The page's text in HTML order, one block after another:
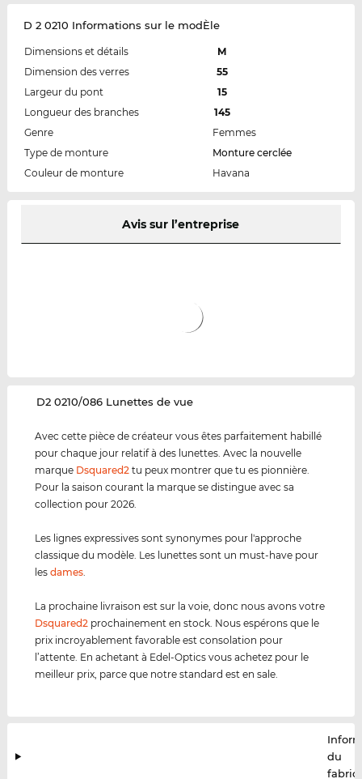
D 2 0210 Informations sur le modÈle
Dimensions et détails
M
Dimension des verres
55
Largeur du pont
15
Longueur des branches
145
Genre
Femmes
Type de monture
Monture cerclée
Couleur de monture
Havana
Avis sur l’entreprise
‌D2 0210/086 Lunettes de vue
Avec cette pièce de créateur vous êtes parfaitement habillé
pour chaque jour relatif à des lunettes. Avec la nouvelle
marque Dsquared2 tu peux montrer que tu es pionnière.
Pour la saison courant la marque se distingue avec sa
collection pour 2026.
Les lignes expressives sont synonymes pour l'approche
classique du modèle. Les lunettes sont un must-have pour
lesdames
La prochaine livraison est sur la voie, donc nous avons votre
Dsquared2 prochainement en stock. Nous espérons que le
prix incroyablement favorable est consolation pour
l’attente. En achetant à Edel-Optics vous achetez pour le
meilleur prix, parce que notre standard est en sale.
du